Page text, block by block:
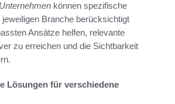
können spezifische
Branche berücksichtigt
Ansätze helfen, relevante
zu erreichen und die Sichtbarkeit
Lösungen für verschiedene